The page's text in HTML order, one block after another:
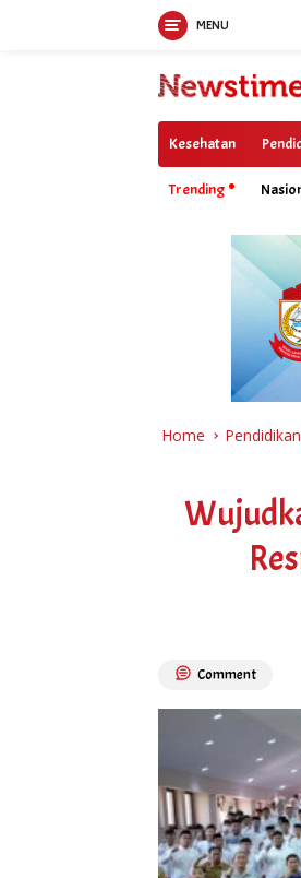
MENU
Kesehatan
Trending
Home Pendidikan
Comment